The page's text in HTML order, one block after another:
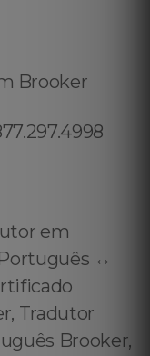
Brooker
em
↔️
Tradutor
Brooker,